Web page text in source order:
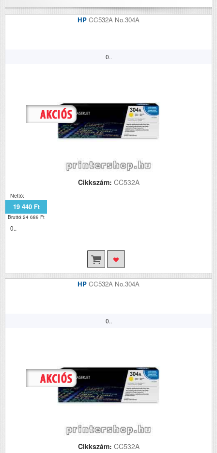
HP CC532A No.304A
0..
Cikkszám: CC532A
Nettó:
19 440 Ft
Bruttó:24 689 Ft
0..
HP CC532A No.304A
0..
Cikkszám: CC532A